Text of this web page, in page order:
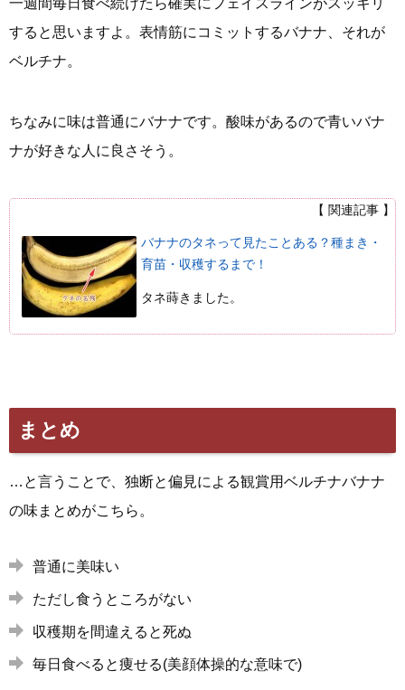
一週間毎日食べ続けたら確実にフェイスラインがスッキリ
すると思いますよ。表情筋にコミットするバナナ、それが
ベルチナ。
ちなみに味は普通にバナナです。酸味があるので青いバナ
ナが好きな人に良さそう。
【 関連記事 】
バナナのタネって見たことある？種まき・
育苗・収穫するまで！
タネ蒔きました。
まとめ
…と言うことで、独断と偏見による観賞用ベルチナバナナ
の味まとめがこちら。
普通に美味い
ただし食うところがない
収穫期を間違えると死ぬ
毎日食べると痩せる(美顔体操的な意味で)